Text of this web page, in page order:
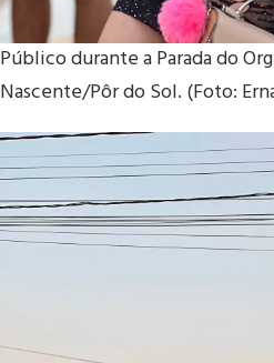
Público durante a Parada do
Nascente/Pôr do Sol. (Foto: